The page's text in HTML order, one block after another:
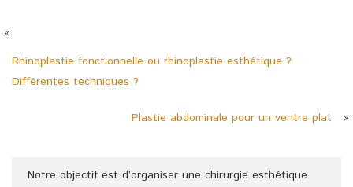
«
Rhinoplastie fonctionnelle ou rhinoplastie esthétique ?
Différentes techniques ?
Plastie abdominale pour un ventre plat »
Notre objectif est d’organiser une chirurgie esthétique